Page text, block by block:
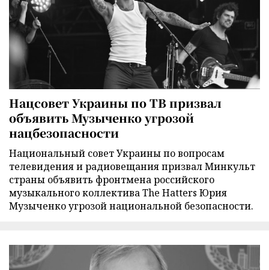
Нацсовет Украины по ТВ призвал
объявить Музыченко угрозой
нацбезопасности
Национальный совет Украины по вопросам
телевидения и радиовещания призвал Минкульт
страны объявить фронтмена российского
музыкального коллектива The Hatters Юрия
Музыченко угрозой национальной безопасности.